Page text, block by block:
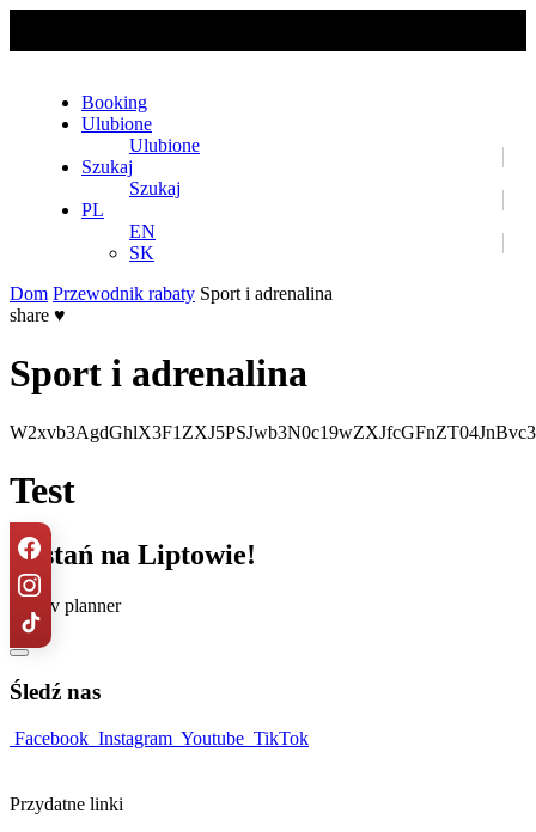
Booking
Ulubione
Ulubione
Szukaj
Szukaj
PL
EN
SK
Dom Przewodnik rabaty Sport i adrenalina
share ♥
Sport i adrenalina
Test
Zostań na Liptowie!
Liptov planner
Śledź nas
Facebook Instagram Youtube TikTok
Przydatne linki